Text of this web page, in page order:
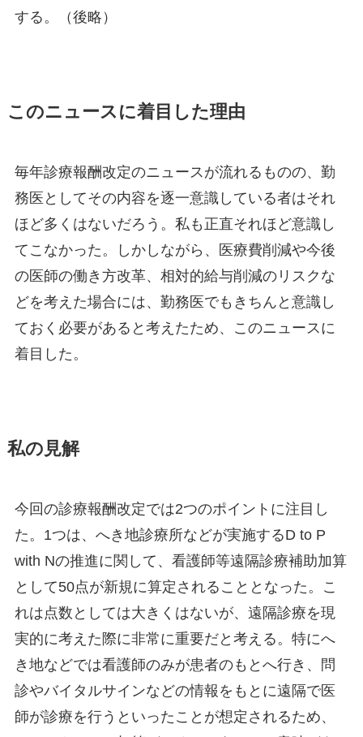
する。（後略）
このニュースに着目した理由
毎年診療報酬改定のニュースが流れるものの、勤
務医としてその内容を逐一意識している者はそれ
ほど多くはないだろう。私も正直それほど意識し
てこなかった。しかしながら、医療費削減や今後
の医師の働き方改革、相対的給与削減のリスクな
どを考えた場合には、勤務医でもきちんと意識し
ておく必要があると考えたため、このニュースに
着目した。
私の見解
今回の診療報酬改定では2つのポイントに注目し
た。1つは、へき地診療所などが実施するD to P
with Nの推進に関して、看護師等遠隔診療補助加算
として50点が新規に算定されることとなった。こ
れは点数としては大きくはないが、遠隔診療を現
実的に考えた際に非常に重要だと考える。特にへ
き地などでは看護師のみが患者のもとへ行き、問
診やバイタルサインなどの情報をもとに遠隔で医
師が診療を行うといったことが想定されるため、